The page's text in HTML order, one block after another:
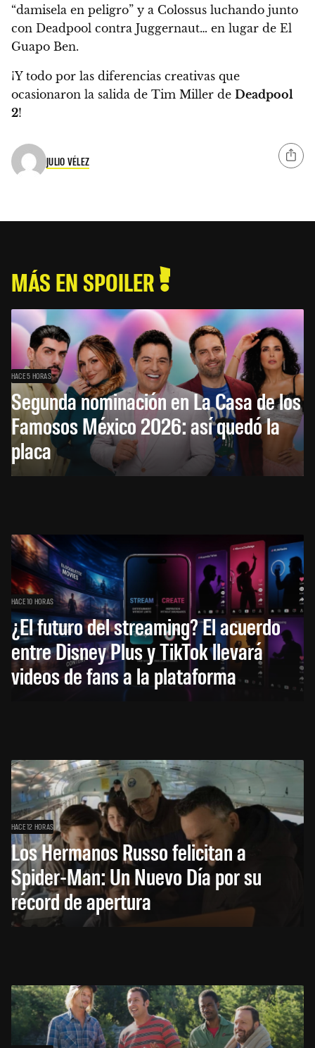
“damisela en peligro” y a Colossus luchando junto
con Deadpool contra Juggernaut… en lugar de El
Guapo Ben.
¡Y todo por las diferencias creativas que
ocasionaron la salida de Tim Miller de Deadpool
2!
JULIO VÉLEZ
MÁS EN SPOILER
HACE 5 HORAS
Segunda nominación en La Casa de los
Famosos México 2026: así quedó la
placa
HACE 10 HORAS
¿El futuro del streaming? El acuerdo
entre Disney Plus y TikTok llevará
videos de fans a la plataforma
HACE 12 HORAS
Los Hermanos Russo felicitan a
Spider-Man: Un Nuevo Día por su
récord de apertura